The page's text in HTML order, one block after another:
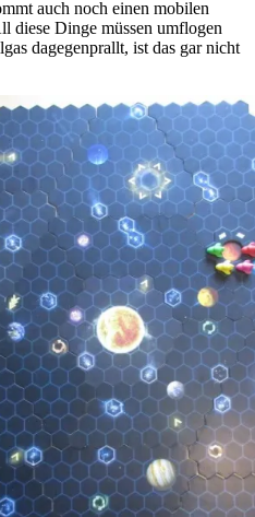
auch noch einen mobilen
diese Dinge müssen umflogen
dagegenprallt, ist das gar nicht